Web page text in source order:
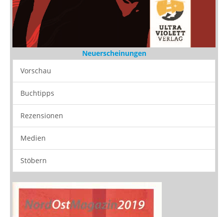
Neuerscheinungen
Vorschau
Buchtipps
Rezensionen
Medien
Stöbern